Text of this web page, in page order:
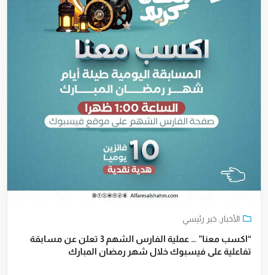
الأخبار ,خبر رئيسي
“اكسب معنا” … عملية الفارس الشهم 3 تعلن عن مسابقة
تفاعلية على فيسبوك خلال شهر رمضان المبارك